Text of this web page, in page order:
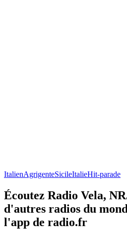
ItalienAgrigenteSicileItalieHit-parade
Écoutez Radio Vela,
d'autres radios du
l'app de radio.fr